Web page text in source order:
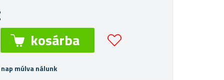
nap múlva nálunk